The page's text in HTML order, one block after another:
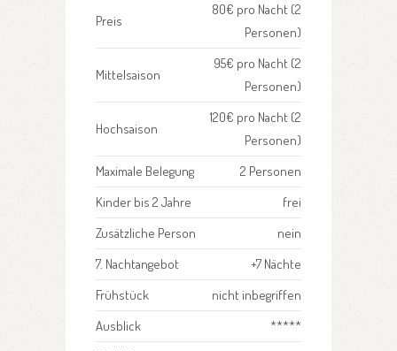
Preis
80€ pro Nacht (2
Personen)
Mittelsaison
95€ pro Nacht (2
Personen)
Hochsaison
120€ pro Nacht (2
Personen)
Maximale Belegung
2 Personen
Kinder bis 2 Jahre
frei
Zusätzliche Person
nein
7. Nachtangebot
+7 Nächte
Frühstück
nicht inbegriffen
Ausblick
*****